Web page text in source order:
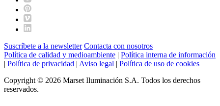
Suscríbete a la newsletter Contacta con nosotros
Política de calidad y medioambiente | Política interna de información
| Política de privacidad | Aviso legal | Política de uso de cookies
Copyright © 2026 Marset Iluminación S.A. Todos los derechos
reservados.